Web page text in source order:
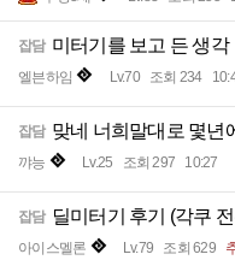
잡담 미터기를 보고 든 생각
엘븐하임 Lv.70 조회 234
잡담 맞네 너희말대로 몇년
꺄능 Lv.25 조회 297 10:27
잡담 딜미터기 후기 (각쿠
아이스멜론 Lv.79 조회 629